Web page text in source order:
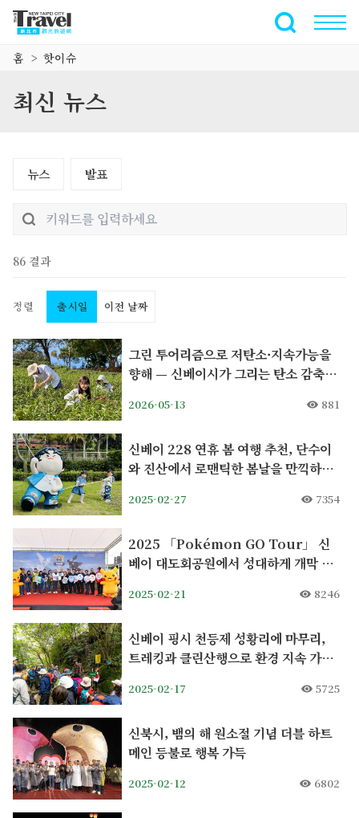
전체 텍스
홈 핫이슈
최신 뉴스
뉴스 발표
86 결과
정렬 출시일 이전 날짜
그린 투어리즘으로 저탄소·지속가능을
향해 — 신베이시가 그리는 탄소 감축 관
2026-05-13 881
신베이 228 연휴 봄 여행 추천, 단수이
와 진산에서 로맨틱한 봄날을 만끽하세
2025-02-27 7354
2025 「Pokémon GO Tour」 신
베이 대도회공원에서 성대하게 개막 피
2025-02-21 8246
신베이 핑시 천등제 성황리에 마무리,
트레킹과 클린산행으로 환경 지속 가능
2025-02-17 5725
신북시, 뱀의 해 원소절 기념 더블 하트
메인 등불로 행복 가득
2025-02-12 6802